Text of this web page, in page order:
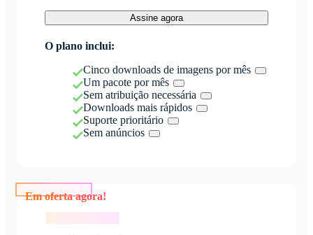
Assine agora
O plano inclui:
Cinco downloads de imagens por mês
Um pacote por mês
Sem atribuição necessária
Downloads mais rápidos
Suporte prioritário
Sem anúncios